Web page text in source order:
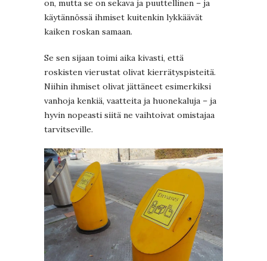
on, mutta se on sekava ja puuttellinen – ja
käytännössä ihmiset kuitenkin lykkäävät
kaiken roskan samaan.
Se sen sijaan toimi aika kivasti, että
roskisten vierustat olivat kierrätyspisteitä.
Niihin ihmiset olivat jättäneet esimerkiksi
vanhoja kenkiä, vaatteita ja huonekaluja – ja
hyvin nopeasti siitä ne vaihtoivat omistajaa
tarvitseville.